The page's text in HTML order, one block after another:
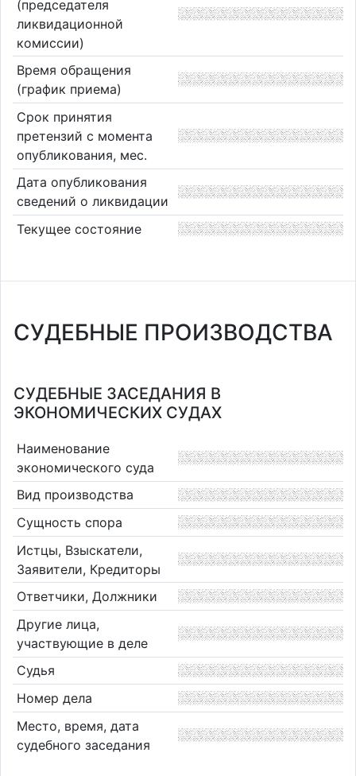
(председателя
ликвидационной
комиссии)
Время обращения
(график приема)
Срок принятия
претензий с момента
опубликования, мес.
Дата опубликования
сведений о ликвидации
Текущее состояние
СУДЕБНЫЕ ПРОИЗВОДСТВА
СУДЕБНЫЕ ЗАСЕДАНИЯ В
ЭКОНОМИЧЕСКИХ СУДАХ
Наименование
экономического суда
Вид производства
Сущность спора
Истцы, Взыскатели,
Заявители, Кредиторы
Ответчики, Должники
Другие лица,
участвующие в деле
Судья
Номер дела
Место, время, дата
судебного заседания